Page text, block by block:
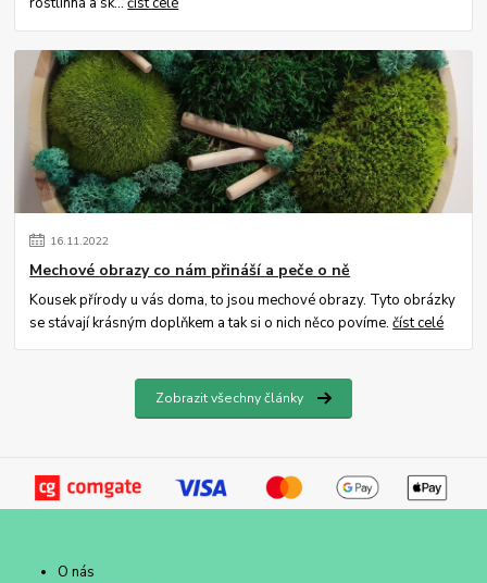
16.11.2022
Mechové obrazy co nám přináší a peče o ně
Kousek přírody u vás doma, to jsou mechové obrazy. Tyto obrázky
se stávají krásným doplňkem a tak si o nich něco povíme.číst celé
Zobrazit všechny články
O nás